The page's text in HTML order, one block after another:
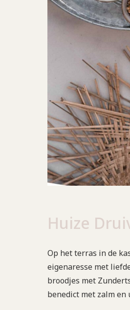
Huize
Op het terras in de
eigenaresse met
broodjes met
benedict met zalm